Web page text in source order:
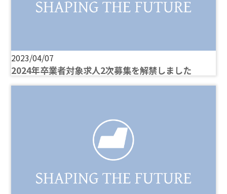
2023/04/07
2024年卒業者対象求人2次募集を解禁しました